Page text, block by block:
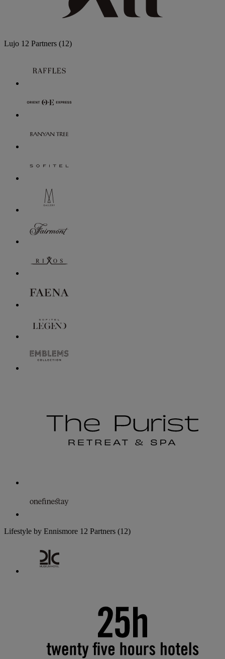
Lujo 12 Partners (12)
Lifestyle by Ennismore 12 Partners (12)